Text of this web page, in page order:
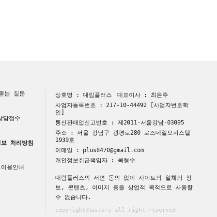
는 질문
담접수
보 처리방침
용안내
상호명 : 대림플러스
대표이사 : 최은주
사업자등록번호 : 217-10-44492
[사업자번호확
인]
통신판매업신고번호 : 제2011-서울강남-03095
주소 : 서울 강남구 광평로280 로즈데일오피스텔
1939호
이메일 : plus8470@gmail.com
개인정보취급책임자 : 목형수
대림플러스의 서면 동의 없이 사이트의 일체의 정
보, 콘텐츠, 이미지 등을 상업적 목적으로 사용할
수 없습니다.
copyright⒞astore all right reserved